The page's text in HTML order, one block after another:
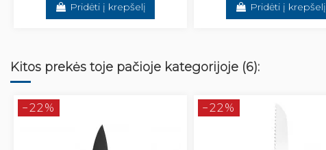
Pridėti į krepšelį Pridėti į krepšelį
Kitos prekės toje pačioje kategorijoje (6):
−22% −22%